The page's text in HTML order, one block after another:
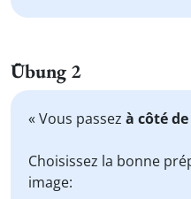
Übung 2
« Vous passez à côté de
Choisissez la bonne
image: